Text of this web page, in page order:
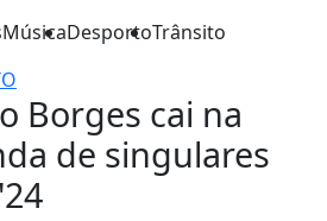
MúsicaDesportoTrânsito
Borges cai na
de singulares